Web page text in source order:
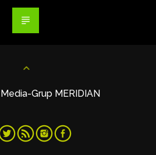
Grup MERIDIAN